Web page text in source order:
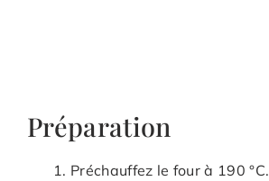
Préparation
Préchauffez le four à 190 °C.